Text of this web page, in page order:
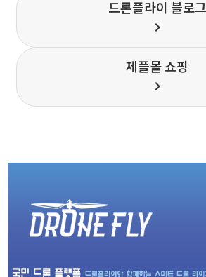
드론플라이 블로그
chevron_right
제플몰 쇼핑
chevron_right